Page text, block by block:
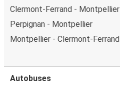
Clermont-Ferrand - Montpellier
Perpignan - Montpellier
Montpellier - Clermont-Ferrand
Autobuses